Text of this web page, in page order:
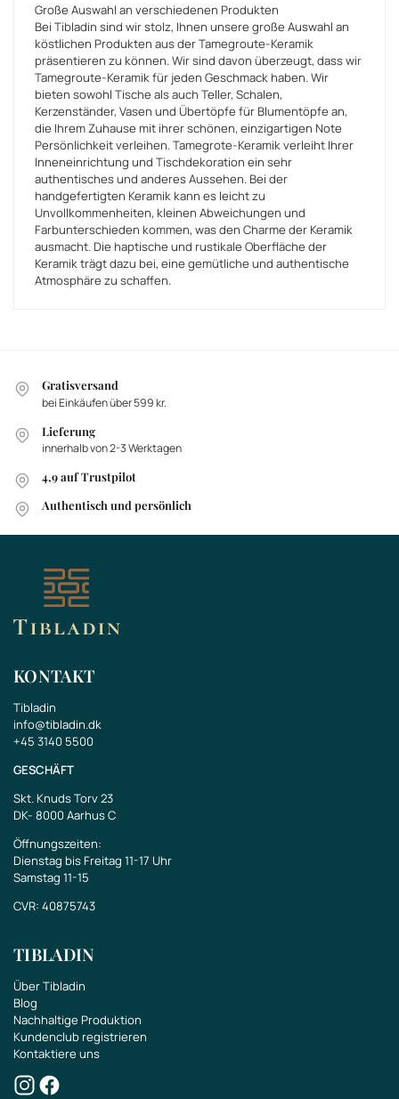
Große Auswahl an verschiedenen Produkten
Bei Tibladin sind wir stolz, Ihnen unsere große Auswahl an
köstlichen Produkten aus der Tamegroute-Keramik
präsentieren zu können. Wir sind davon überzeugt, dass wir
Tamegroute-Keramik für jeden Geschmack haben. Wir
bieten sowohl Tische als auch Teller, Schalen,
Kerzenständer, Vasen und Übertöpfe für Blumentöpfe an,
die Ihrem Zuhause mit ihrer schönen, einzigartigen Note
Persönlichkeit verleihen. Tamegrote-Keramik verleiht Ihrer
Inneneinrichtung und Tischdekoration ein sehr
authentisches und anderes Aussehen. Bei der
handgefertigten Keramik kann es leicht zu
Unvollkommenheiten, kleinen Abweichungen und
Farbunterschieden kommen, was den Charme der Keramik
ausmacht. Die haptische und rustikale Oberfläche der
Keramik trägt dazu bei, eine gemütliche und authentische
Atmosphäre zu schaffen.
Gratisversand
bei Einkäufen über 599 kr.
Lieferung
innerhalb von 2-3 Werktagen
4,9 auf Trustpilot
Authentisch und persönlich
KONTAKT
Tibladin
info@tibladin.dk
+45 3140 5500
GESCHÄFT
Skt. Knuds Torv 23
DK- 8000 Aarhus C
Öffnungszeiten:
Dienstag bis Freitag 11-17 Uhr
Samstag 11-15
CVR: 40875743
TIBLADIN
Über Tibladin
Blog
Nachhaltige Produktion
Kundenclub registrieren
Kontaktiere uns